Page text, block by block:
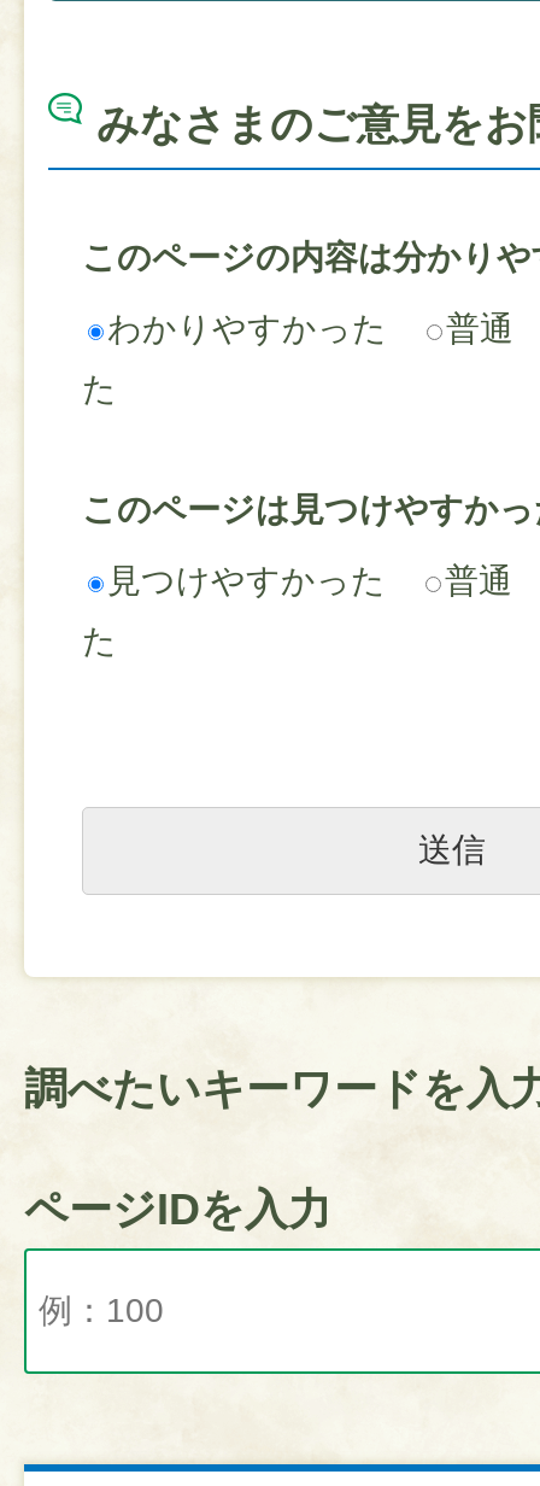
みなさまのご意見を
このページの内容は分かり
わかりやすかった
普通
た
このページは見つけやすか
見つけやすかった
普通
た
調べたいキーワードを入
ページIDを入力